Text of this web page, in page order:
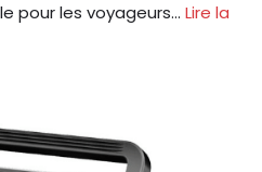
pour les voyageurs… Lire la